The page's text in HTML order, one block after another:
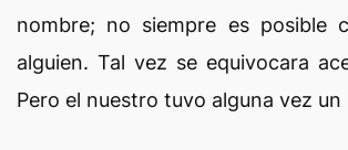
nombre; no siempre es posible
alguien. Tal vez se equivocara
Pero el nuestro tuvo alguna vez un